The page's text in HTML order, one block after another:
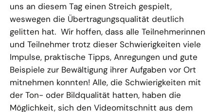
uns an diesem Tag einen Streich gespielt,
weswegen die Übertragungsqualität deutlich
gelitten hat. Wir hoffen, dass alle Teilnehmerinnen
und Teilnehmer trotz dieser Schwierigkeiten viele
Impulse, praktische Tipps, Anregungen und gute
Beispiele zur Bewältigung ihrer Aufgaben vor Ort
mitnehmen konnten! Alle, die Schwierigkeiten mit
der Ton- oder Bildqualität hatten, haben die
Möglichkeit, sich den Videomitschnitt aus dem